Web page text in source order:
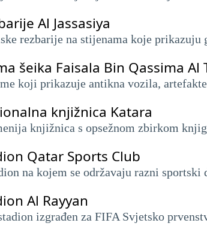
Al Jassasiya
rezbarije na stijenama koje
šeika Faisala Bin Qassima Al
koji prikazuje antikna vozila,
knjižnica Katara
knjižnica s opsežnom zbirkom
Qatar Sports Club
na kojem se održavaju razni
Al Rayyan
izgrađen za FIFA Svjetsko